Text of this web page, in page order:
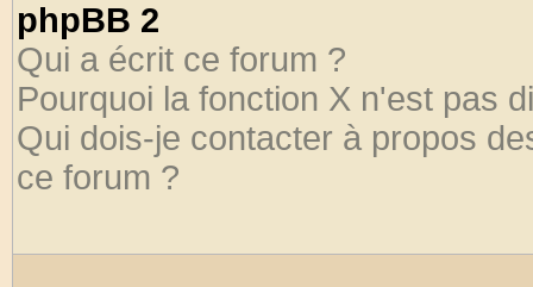
phpBB 2
Qui a écrit ce forum ?
Pourquoi la fonction X n'est pas
Qui dois-je contacter à propos
ce forum ?